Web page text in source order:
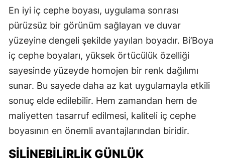
En iyi iç cephe boyası, uygulama sonrası
pürüzsüz bir görünüm sağlayan ve duvar
yüzeyine dengeli şekilde yayılan boyadır. Bi’Boya
iç cephe boyaları, yüksek örtücülük özelliği
sayesinde yüzeyde homojen bir renk dağılımı
sunar. Bu sayede daha az kat uygulamayla etkili
sonuç elde edilebilir. Hem zamandan hem de
maliyetten tasarruf edilmesi, kaliteli iç cephe
boyasının en önemli avantajlarından biridir.
SILINEBILIRLIK GÜNLÜK